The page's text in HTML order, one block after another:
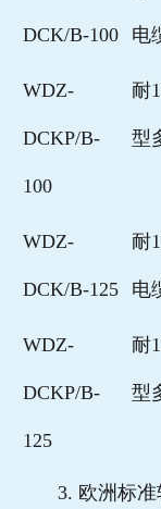
DCK/B-100 电
WDZ-
DCKP/B-
100
耐
型
WDZ-
DCK/B-125
耐
电
WDZ-
DCKP/B-
125
耐
型
3. 欧洲标准